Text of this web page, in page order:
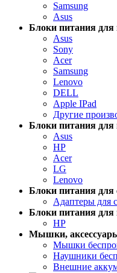
Samsung
Asus
Блоки питания
Asus
Sony
Acer
Samsung
Lenovo
DELL
Apple IPad
Другие
Блоки питания для
Asus
HP
Acer
LG
Lenovo
Блоки питания для
Адаптеры для
Блоки питания для
HP
Мышки,
Мышки
Наушники
Внешние